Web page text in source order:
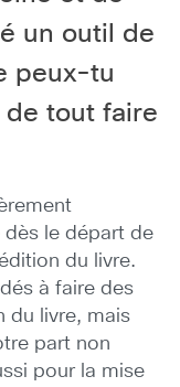
un outil de
peux-tu
tout faire
dès le départ de
du livre.
à faire des
du livre, mais
part non
pour la mise